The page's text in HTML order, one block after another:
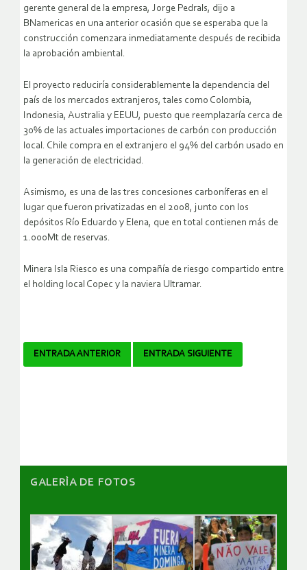
gerente general de la empresa, Jorge Pedrals, dijo a
BNamericas en una anterior ocasión que se esperaba que la
construcción comenzara inmediatamente después de recibida
la aprobación ambiental.
El proyecto reduciría considerablemente la dependencia del
país de los mercados extranjeros, tales como Colombia,
Indonesia, Australia y EEUU, puesto que reemplazaría cerca de
30% de las actuales importaciones de carbón con producción
local. Chile compra en el extranjero el 94% del carbón usado en
la generación de electricidad.
Asimismo, es una de las tres concesiones carboníferas en el
lugar que fueron privatizadas en el 2008, junto con los
depósitos Río Eduardo y Elena, que en total contienen más de
1.000Mt de reservas.
Minera Isla Riesco es una compañía de riesgo compartido entre
el holding local Copec y la naviera Ultramar.
Navegador
ENTRADA ANTERIOR ENTRADA SIGUIENTE
GALERÌA DE FOTOS